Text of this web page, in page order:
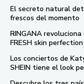
El secreto natural
frescos del momento
RINGANA
FRESH skin perfection
Los conciertos de
SHEIN tiene el look